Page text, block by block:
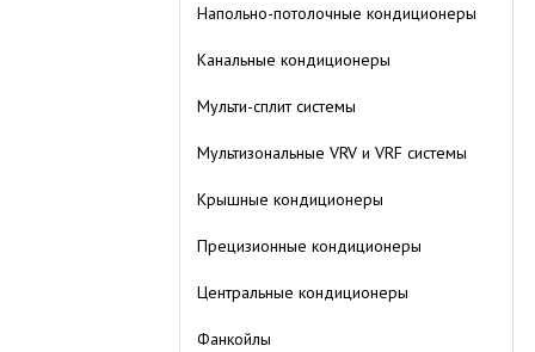
Напольно-потолочные кондиционеры
Канальные кондиционеры
Мульти-сплит системы
Мультизональные VRV и VRF системы
Крышные кондиционеры
Прецизионные кондиционеры
Центральные кондиционеры
Фанкойлы